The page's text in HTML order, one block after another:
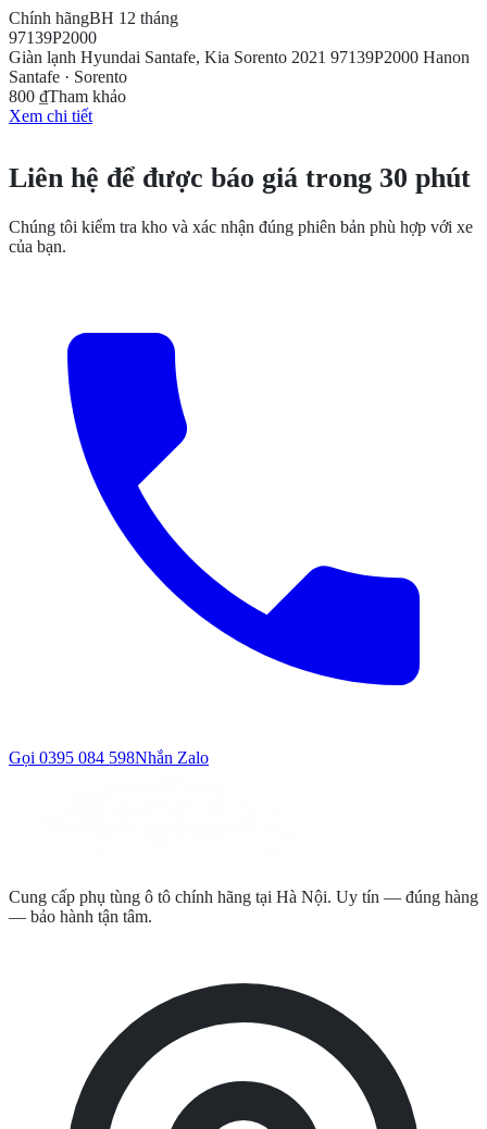
Chính hãngBH 12 tháng
97139P2000
Giàn lạnh Hyundai Santafe, Kia Sorento 2021 97139P2000 Hanon
Santafe · Sorento
800 ₫Tham khảo
Xem chi tiết
Liên hệ để được báo giá trong 30 phút
Chúng tôi kiểm tra kho và xác nhận đúng phiên bản phù hợp với xe
của bạn.
Gọi 0395 084 598Nhắn Zalo
Cung cấp phụ tùng ô tô chính hãng tại Hà Nội. Uy tín — đúng hàng
— bảo hành tận tâm.